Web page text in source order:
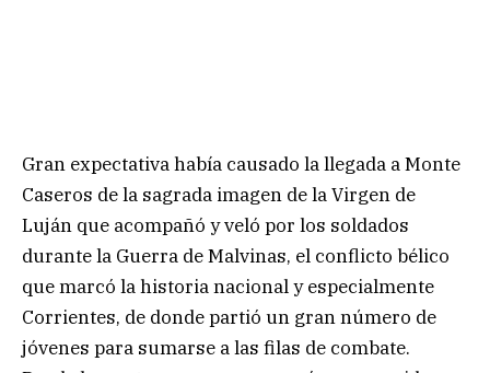
Gran expectativa había causado la llegada a Monte
Caseros de la sagrada imagen de la Virgen de
Luján que acompañó y veló por los soldados
durante la Guerra de Malvinas, el conflicto bélico
que marcó la historia nacional y especialmente
Corrientes, de donde partió un gran número de
jóvenes para sumarse a las filas de combate.